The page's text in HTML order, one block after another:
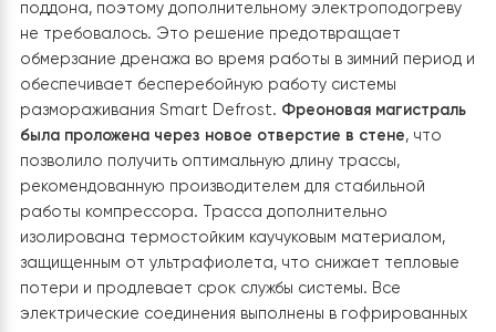
3. Монтаж наружного блока Raymer
18DS2-EVI
Монтаж наружного блока теплового насоса Raymer
RAY-18DS2-EVI выполнен с учетом всех технических
требований для сплит-систем, что гарантирует
эффективную и стабильную работу оборудования на
протяжении всего года.Наружный блок установлен
существующую металлическую подставку,
предварительно прошедшую проверку на прочность